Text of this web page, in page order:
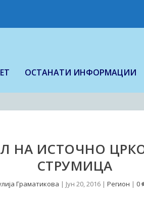
ОСТАНАТИ ИНФОРМАЦИИ
НА ИСТОЧНО
СТРУМИЦА
Граматикова | Јун 20, 2016| Регион | 0